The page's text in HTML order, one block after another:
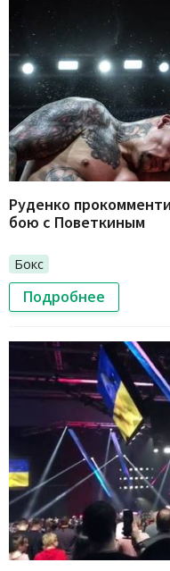
Руденко
бою с Поветкиным
Бокс
Подробнее